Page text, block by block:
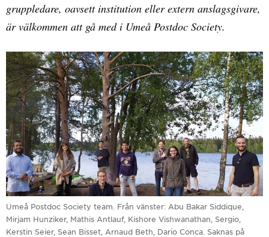
gruppledare, oavsett institution eller extern anslagsgivare,
är välkommen att gå med i Umeå Postdoc Society.
Umeå Postdoc Society team. Från vänster: Abu Bakar Siddique,
Mirjam Hunziker, Mathis Antlauf, Kishore Vishwanathan, Sergio,
Kerstin Seier, Sean Bisset, Arnaud Beth, Dario Conca. Saknas på